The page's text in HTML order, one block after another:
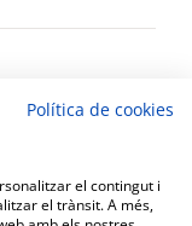
Política de cookies
el contingut i
el trànsit. A més,